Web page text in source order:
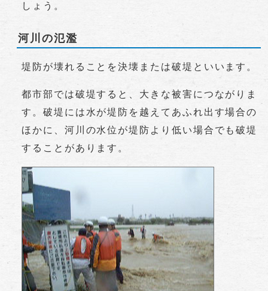
しょう。
河川の氾濫
堤防が壊れることを決壊または破堤といいます。
都市部では破堤すると、大きな被害につながりま
す。破堤には水が堤防を越えてあふれ出す場合の
ほかに、河川の水位が堤防より低い場合でも破堤
することがあります。